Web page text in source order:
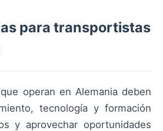
para transportistas
operan en Alemania deben
tecnología y formación
y aprovechar oportunidades